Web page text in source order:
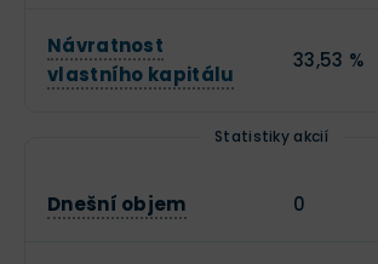
Návratnost
vlastního kapitálu
33,53 %
Statistiky akcií
Dnešní objem 0